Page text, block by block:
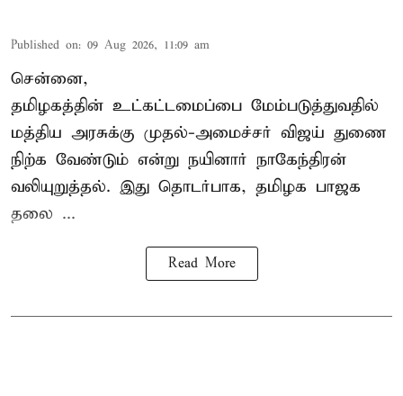
Published on: 09 Aug 2026, 11:09 am
சென்னை,
தமிழகத்தின் உட்கட்டமைப்பை மேம்படுத்துவதில்
மத்திய அரசுக்கு முதல்-அமைச்சர் விஜய் துணை
நிற்க வேண்டும் என்று நயினார் நாகேந்திரன்
வலியுறுத்தல். இது தொடர்பாக, தமிழக பாஜக
தலை ...
Read More